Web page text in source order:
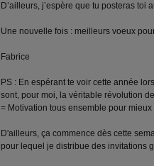
D’ailleurs, j’espère que tu posteras toi
Une nouvelle fois : meilleurs voeux
Fabrice
PS : En espérant te voir cette année
sont, pour moi, la véritable révolution
= Motivation tous ensemble pour mieux
D'ailleurs, ça commence dès cette
pour lequel je distribue des invitations